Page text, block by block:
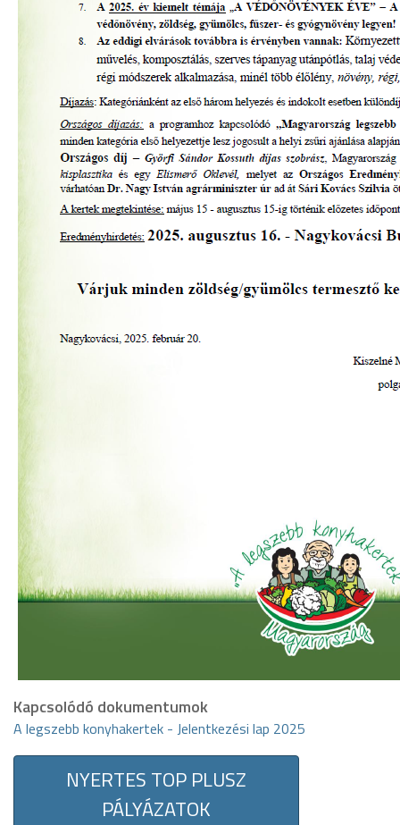
Kapcsolódó dokumentumok
A legszebb konyhakertek - Jelentkezési lap 2025
NYERTES TOP PLUSZ
PÁLYÁZATOK